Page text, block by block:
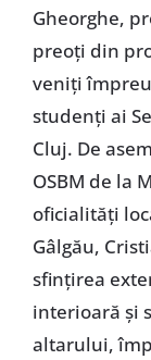
Gheorghe,
preoți din
veniți
studenți ai
Cluj. De
OSBM de la
oficialități
Gâlgău,
sfințirea
interioară și
altarului,